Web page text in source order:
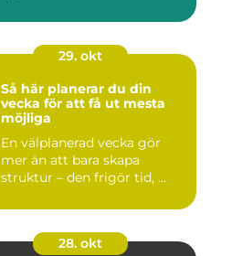
29. okt
Så här planerar du din
vecka för att få ut mesta
möjliga
En välplanerad vecka gör
mer än att bara skapa
struktur – den frigör tid, ...
28. okt